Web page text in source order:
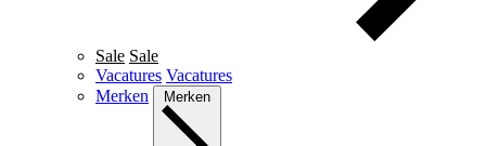
Sale Sale
Vacatures Vacatures
Merken
Merken